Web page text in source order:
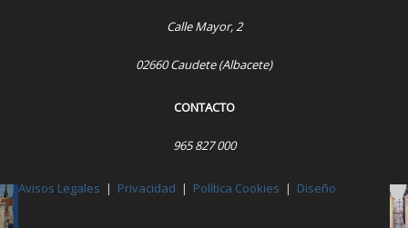
Calle Mayor, 2
02660 Caudete (Albacete)
CONTACTO
965 827 000
Avisos Legales | Privacidad | Política Cookies | Diseño